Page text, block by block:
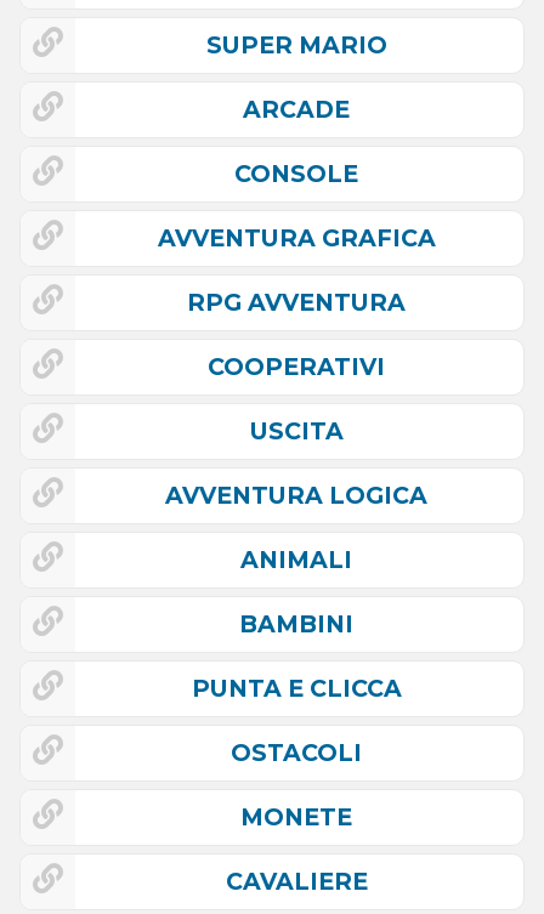
SUPER MARIO
ARCADE
CONSOLE
AVVENTURA GRAFICA
RPG AVVENTURA
COOPERATIVI
USCITA
AVVENTURA LOGICA
ANIMALI
BAMBINI
PUNTA E CLICCA
OSTACOLI
MONETE
CAVALIERE